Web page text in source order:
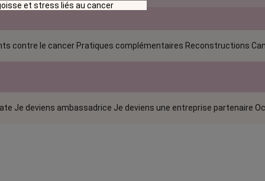
contre le cancer Pratiques complémentaires Reconstructions
Je deviens ambassadrice Je deviens une entreprise partenaire
et stress liés au cancer